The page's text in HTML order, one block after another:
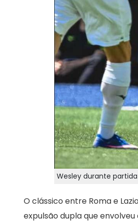
Wesley durante
O clássico entre Roma e
expulsão dupla que